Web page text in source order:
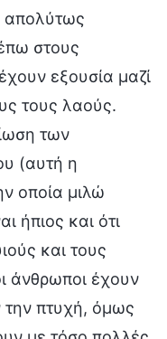
απολύτως
στους
εξουσία μαζί
τους λαούς.
των
(αυτή η
οποία μιλώ
ήπιος και ότι
και τους
άνθρωποι έχουν
την πτυχή, όμως